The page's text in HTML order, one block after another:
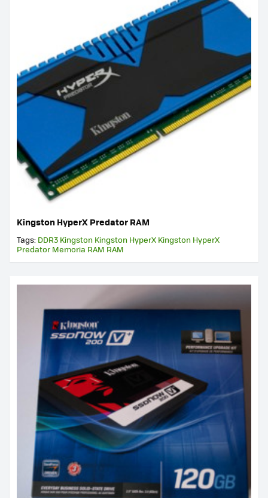
Kingston HyperX Predator RAM
Tags: DDR3 Kingston Kingston HyperX Kingston HyperX
Predator Memoria RAM RAM